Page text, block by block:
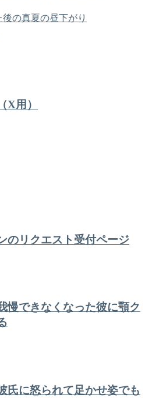
の真夏の昼下がり
用）
のリクエスト受付ページ
慢できなくなった彼に顎ク
氏に怒られて足かせ姿でも